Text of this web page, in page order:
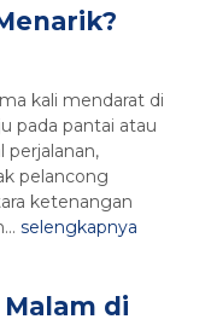
kali mendarat di
pada pantai atau
perjalanan,
pelancong
ketenangan
selengkapnya
di